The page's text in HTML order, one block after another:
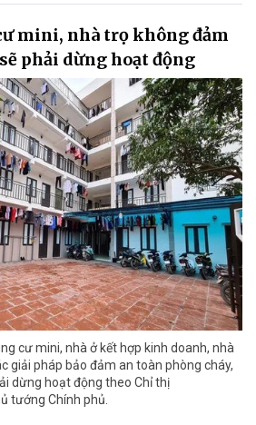
mini, nhà trọ không đảm
phải dừng hoạt động
cư mini, nhà ở kết hợp kinh doanh, nhà
giải pháp bảo đảm an toàn phòng cháy,
dừng hoạt động theo Chỉ thị
tướng Chính phủ.